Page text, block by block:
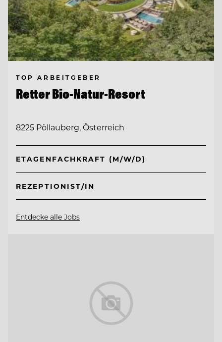
TOP ARBEITGEBER
Retter Bio-Natur-Resort
8225 Pöllauberg, Österreich
ETAGENFACHKRAFT (M/W/D)
REZEPTIONIST/IN
Entdecke alle Jobs